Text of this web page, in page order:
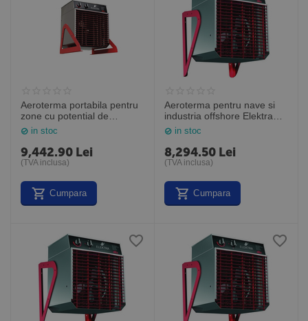
Aeroterma portabila pentru
zone cu potential de
incendiu Elektra ELF633,
6kW, Frico Suedia
in stoc
9,442.90 Lei
(TVA inclusa)
Cumpara
Aeroterma pentru nave si
industria offshore Elektra
ELV331, 3kW, Frico Suedia
in stoc
8,294.50 Lei
(TVA inclusa)
Cumpara